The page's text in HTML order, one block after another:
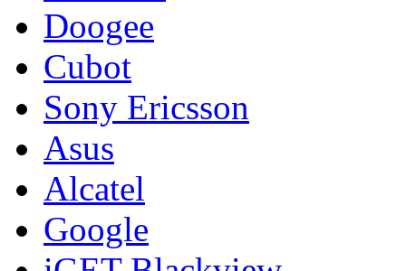
Doogee
Cubot
Sony Ericsson
Asus
Alcatel
Google